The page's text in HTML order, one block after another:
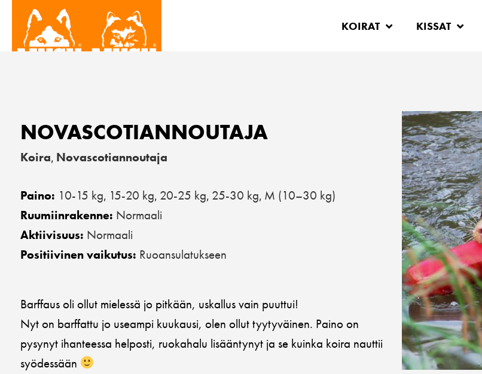
KOIRAT KISSAT
NOVASCOTIANNOUTAJA
Koira, Novascotiannoutaja
Paino: 10-15 kg, 15-20 kg, 20-25 kg, 25-30 kg, M (10–30 kg)
Ruumiinrakenne: Normaali
Aktiivisuus: Normaali
Positiivinen vaikutus: Ruoansulatukseen
Barffaus oli ollut mielessä jo pitkään, uskallus vain puuttui!
Nyt on barffattu jo useampi kuukausi, olen ollut tyytyväinen. Paino on
pysynyt ihanteessa helposti, ruokahalu lisääntynyt ja se kuinka koira nauttii
syödessään